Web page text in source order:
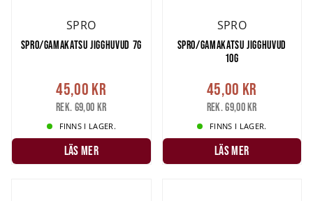
SPRO
SPRO/GAMAKATSU JIGGHUVUD 7G
45,00 kr
Rek. 69,00 kr
FINNS I LAGER.
LÄS MER
SPRO
SPRO/GAMAKATSU JIGGHUVUD
10G
45,00 kr
Rek. 69,00 kr
FINNS I LAGER.
LÄS MER